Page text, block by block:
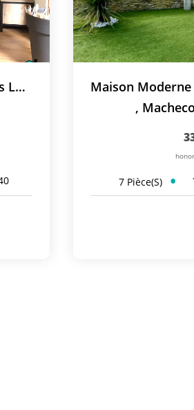
Bel Appartement 4 Chambres Dans Le Centre De Machecoul
,
7 Pièce(s)